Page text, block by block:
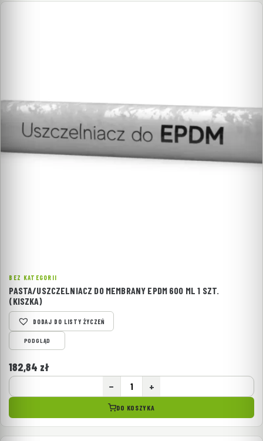
BEZ KATEGORII
PASTA/USZCZELNIACZ DO MEMBRANY EPDM 600 ML 1 SZT.
(KISZKA)
DODAJ DO LISTY ŻYCZEŃ
PODGLĄD
182,84 zł
− +
DO KOSZYKA